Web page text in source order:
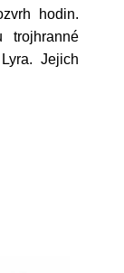
hodin.
trojhranné
Jejich